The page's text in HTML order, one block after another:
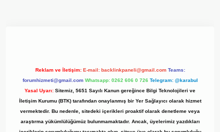
Reklam ve İletişim: E-mail: backlinkpaneli@gmail.com Teams:
forumhizmeti@gmail.com Whatsapp: 0262 606 0 726 Telegram: @karabul
Yasal Uyarı: Sitemiz, 5651 Sayılı Kanun gereğince Bilgi Teknolojileri ve
İletişim Kurumu (BTK) tarafından onaylanmış bir Yer Sağlayıcı olarak hizmet
vermektedir. Bu nedenle, sitedeki içerikleri proaktif olarak denetleme veya
araştırma yükümlülüğümüz bulunmamaktadır. Ancak, üyelerimiz yazdıkları